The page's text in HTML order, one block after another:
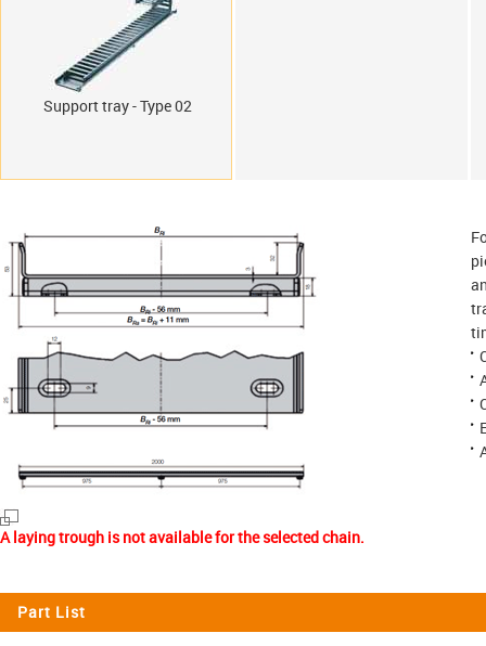
Support tray - Type 02
A laying trough is not available for the selected chain.
Part List